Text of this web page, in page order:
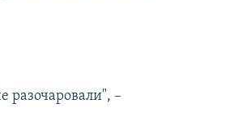
разочаровали", –